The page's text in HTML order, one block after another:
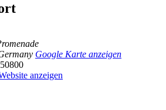
Google Karte anzeigen
anzeigen